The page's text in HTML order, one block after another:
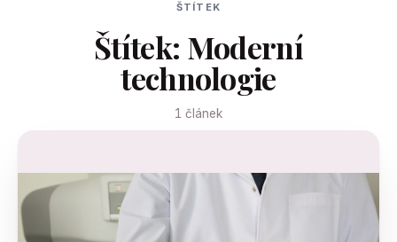
ŠTÍTEK
Štítek: Moderní
technologie
1 článek